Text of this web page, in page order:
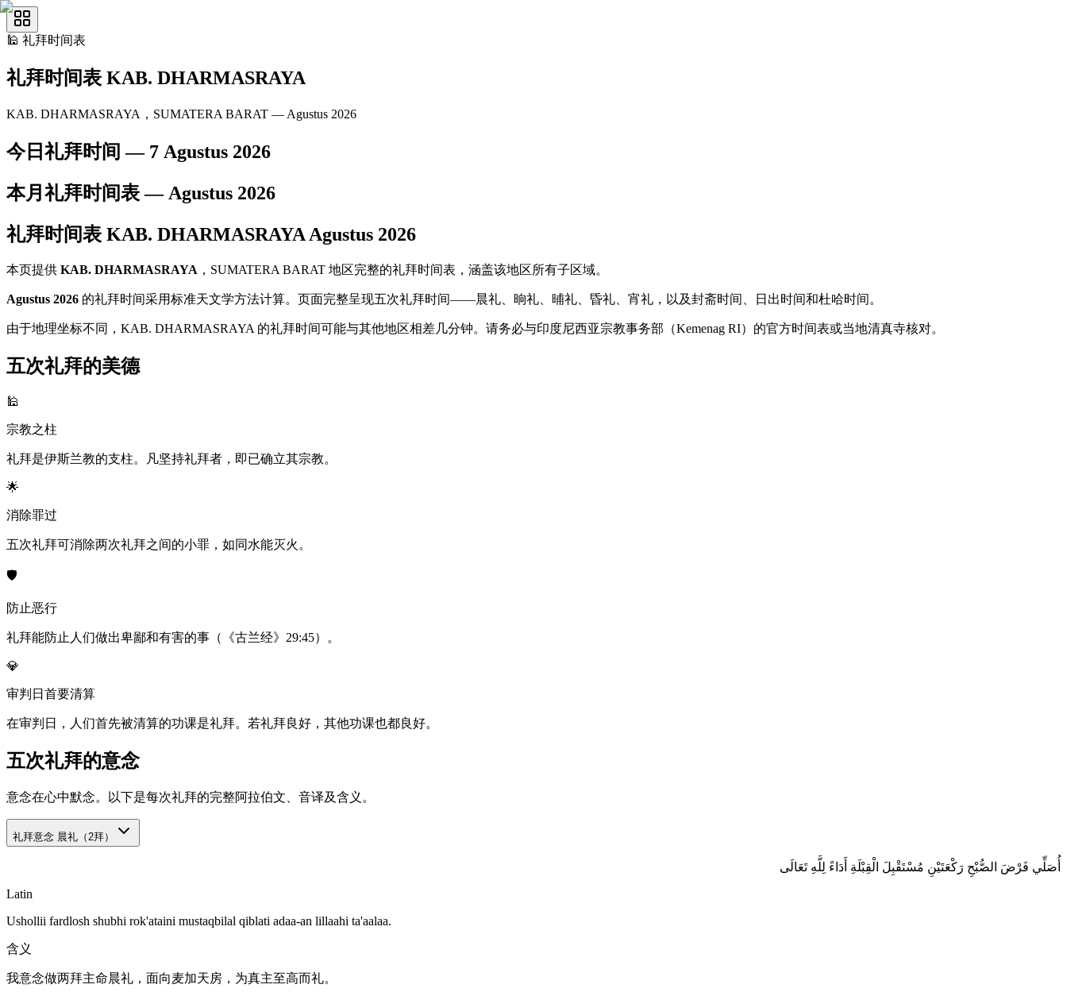
🕌 礼拜时间表
礼拜时间表 KAB. DHARMASRAYA
KAB. DHARMASRAYA，SUMATERA BARAT — Agustus 2026
今日礼拜时间 — 7 Agustus 2026
本月礼拜时间表 — Agustus 2026
礼拜时间表 KAB. DHARMASRAYA Agustus 2026
本页提供 KAB. DHARMASRAYA ，SUMATERA BARAT 地区完整的礼拜时间表，涵盖该地区所有子区域。
Agustus 2026 的礼拜时间采用标准天文学方法计算。页面完整呈现五次礼拜时间——晨礼、晌礼、晡礼、昏礼、宵礼，以及封斋时间、日出时间和杜哈时间。
由于地理坐标不同，KAB. DHARMASRAYA 的礼拜时间可能与其他地区相差几分钟。请务必与印度尼西亚宗教事务部（Kemenag RI）的官方时间表或当地清真寺核对。
五次礼拜的美德
🕌
宗教之柱
礼拜是伊斯兰教的支柱。凡坚持礼拜者，即已确立其宗教。
🌟
消除罪过
五次礼拜可消除两次礼拜之间的小罪，如同水能灭火。
🛡️
防止恶行
礼拜能防止人们做出卑鄙和有害的事（《古兰经》29:45）。
💎
审判日首要清算
在审判日，人们首先被清算的功课是礼拜。若礼拜良好，其他功课也都良好。
五次礼拜的意念
意念在心中默念。以下是每次礼拜的完整阿拉伯文、音译及含义。
礼拜意念 晨礼（2拜）
أُصَلِّي فَرْضَ الصُّبْحِ رَكْعَتَيْنِ مُسْتَقْبِلَ الْقِبْلَةِ أَدَاءً لِلَّهِ تَعَالَى
Latin
Ushollii fardlosh shubhi rok'ataini mustaqbilal qiblati adaa-an lillaahi ta'aalaa.
含义
我意念做两拜主命晨礼，面向麦加天房，为真主至高而礼。